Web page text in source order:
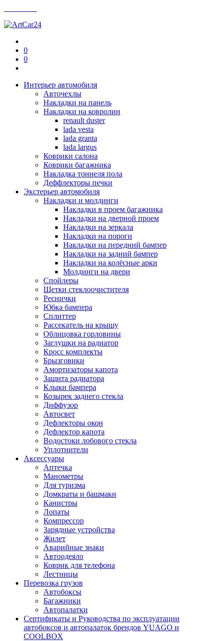
0
0
Интерьер автомобиля
Авточехлы
Накладки на панель
Накладки на ковролин
renault duster
lada vesta
lada granta
lada largus
Коврики салона
Коврики багажника
Накладка тоннеля пола
Деффлекторы печки
Экстерьер автомобиля
Накладки и молдинги
Накладки в проем багажника
Накладки на дверной проем
Накладки на зеркала
Накладки на пороги
Накладки на передний бампер
Накладки на задний бампер
Накладки на колёсные арки
Молдинги на двери
Спойлеры
Щетки стеклоочистителя
Реснички
Юбка бампера
Сплиттер
Рассекатель на крышу
Облицовка горловины
Заглушки на радиатор
Кросс комплекты
Брызговики
Амортизаторы капота
Защита радиатора
Клыки бампера
Козырек заднего стекла
Диффузор
Автосвет
Дефлекторы окон
Дефлектор капота
Водостоки лобового стекла
Уплотнители
Аксессуары
Аптечка
Манометры
Для туризма
Домкраты и башмаки
Канистры
Лопаты
Компрессор
Зарядные устройства
Жилет
Аварийные знаки
Автоодеяло
Коврик для телефона
Лестницы
Перевозка грузов
Автобоксы
Багажники
Автопалатки
Сертификаты и Руководства по эксплуатации
автобоксов и автопалаток брендов YUAGO и
COOLBOX